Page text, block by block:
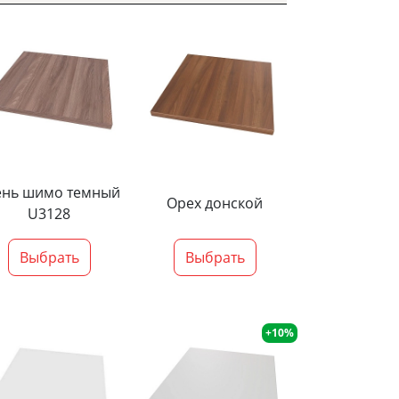
шимо темный
U3128
Выбрать
Орех донской
Выбрать
+10%